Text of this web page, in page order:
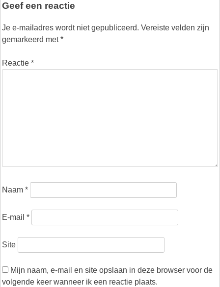
Geef een reactie
Je e-mailadres wordt niet gepubliceerd. Vereiste velden zijn
gemarkeerd met*
Reactie *
Naam *
E-mail *
Site
Mijn naam, e-mail en site opslaan in deze browser voor de
volgende keer wanneer ik een reactie plaats.